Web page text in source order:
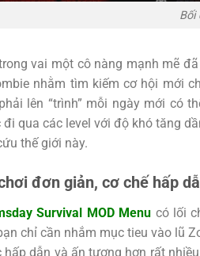
Bối
vai một cô nàng mạnh mẽ
nhằm tìm kiếm cơ hội mới
lên “trình” mỗi ngày mới có
đi qua các level với độ khó tăng
thế giới này.
đơn giản, cơ chế hấp
Survival MOD Menu có lối
chỉ cần nhắm mục tieu vào lũ
hấp dẫn và ấn tượng hơn rất